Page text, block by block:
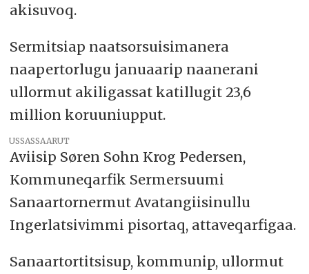
akisuvoq.
Sermitsiap naatsorsuisimanera
naapertorlugu januaarip naanerani
ullormut akiligassat katillugit 23,6
million koruuniupput.
USSASSAARUT
Aviisip Søren Sohn Krog Pedersen,
Kommuneqarfik Sermersuumi
Sanaartornermut Avatangiisinullu
Ingerlatsivimmi pisortaq, attaveqarfigaa.
Sanaartortitsisup, kommunip, ullormut